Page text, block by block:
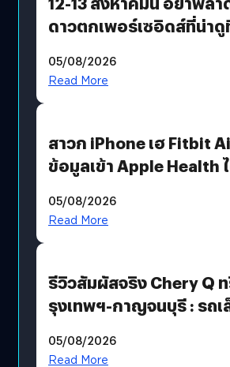
ดาวตกเพอร์เซอิดส์ที่น่าดู
05/08/2026
Read More
สาวก iPhone เฮ Fitbit
ข้อมูลเข้า Apple Health
05/08/2026
Read More
รีวิวสัมผัสจริง Chery Q
รุงเทพฯ-กาญจนบุรี : รถเ
ฟังก์ชันเกินตัว
05/08/2026
Read More